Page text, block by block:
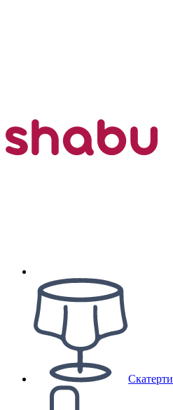
Скатерти